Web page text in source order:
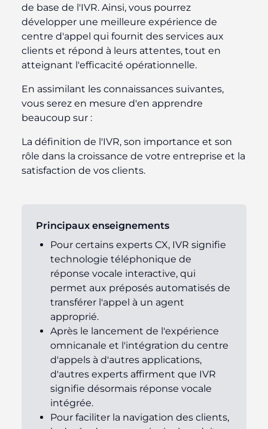
de base de l'IVR. Ainsi, vous pourrez
développer une meilleure expérience de
centre d'appel qui fournit des services aux
clients et répond à leurs attentes, tout en
atteignant l'efficacité opérationnelle.
En assimilant les connaissances suivantes,
vous serez en mesure d'en apprendre
beaucoup sur :
La définition de l'IVR, son importance et son
rôle dans la croissance de votre entreprise et la
satisfaction de vos clients.
Principaux enseignements
Pour certains experts CX, IVR signifie
technologie téléphonique de
réponse vocale interactive, qui
permet aux préposés automatisés de
transférer l'appel à un agent
approprié.
Après le lancement de l'expérience
omnicanale et l'intégration du centre
d'appels à d'autres applications,
d'autres experts affirment que IVR
signifie désormais réponse vocale
intégrée.
Pour faciliter la navigation des clients,